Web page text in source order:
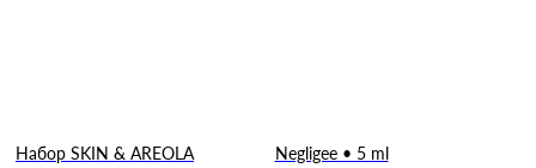
Набор SKIN & AREOLA Negligee • 5 ml